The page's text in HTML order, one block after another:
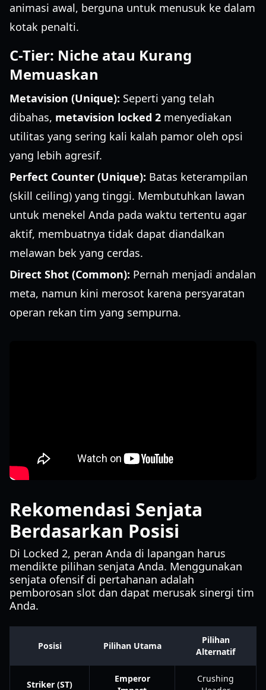
animasi awal, berguna untuk menusuk ke dalam
kotak penalti.
C-Tier: Niche atau Kurang
Memuaskan
Metavision (Unique): Seperti yang telah
dibahas, metavision locked 2 menyediakan
utilitas yang sering kali kalah pamor oleh opsi
yang lebih agresif.
Perfect Counter (Unique): Batas keterampilan
(skill ceiling) yang tinggi. Membutuhkan lawan
untuk menekel Anda pada waktu tertentu agar
aktif, membuatnya tidak dapat diandalkan
melawan bek yang cerdas.
Direct Shot (Common): Pernah menjadi andalan
meta, namun kini merosot karena persyaratan
operan rekan tim yang sempurna.
Rekomendasi Senjata
Berdasarkan Posisi
Di Locked 2, peran Anda di lapangan harus
mendikte pilihan senjata Anda. Menggunakan
senjata ofensif di pertahanan adalah
pemborosan slot dan dapat merusak sinergi tim
Anda.
Posisi Pilihan Utama
Pilihan
Alternatif
Striker (ST)
Emperor
Crushing